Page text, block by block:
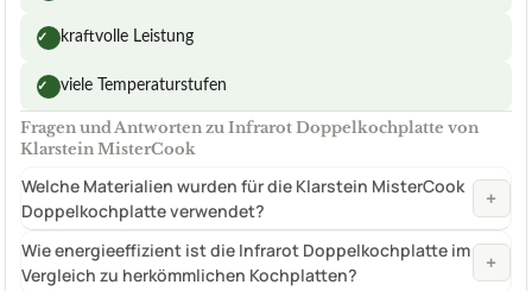
✓ kraftvolle Leistung
✓ viele Temperaturstufen
Fragen und Antworten zu Infrarot Doppelkochplatte von
Klarstein MisterCook
Welche Materialien wurden für die Klarstein MisterCook
Doppelkochplatte verwendet?
+
Wie energieeffizient ist die Infrarot Doppelkochplatte im
Vergleich zu herkömmlichen Kochplatten?
+